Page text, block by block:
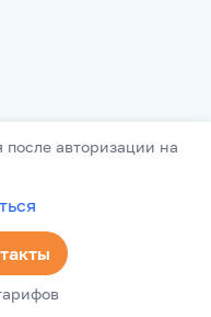
после авторизации на